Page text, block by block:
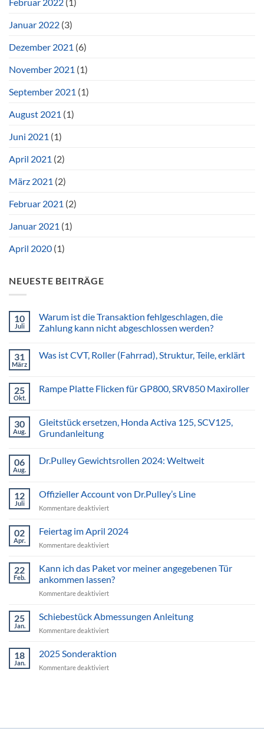
Januar 2022 (3)
Dezember 2021 (6)
November 2021 (1)
September 2021 (1)
August 2021 (1)
Juni 2021 (1)
April 2021 (2)
März 2021 (2)
Februar 2021 (2)
Januar 2021 (1)
April 2020 (1)
NEUESTE BEITRÄGE
10
Juli
Warum ist die Transaktion fehlgeschlagen, die
Zahlung kann nicht abgeschlossen werden?
31
März
Was ist CVT, Roller (Fahrrad), Struktur, Teile, erklärt
25
Okt.
Rampe Platte Flicken für GP800, SRV850 Maxiroller
30
Aug.
Gleitstück ersetzen, Honda Activa 125, SCV125,
Grundanleitung
06
Aug.
Dr.Pulley Gewichtsrollen 2024: Weltweit
12
Juli
Offizieller Account von Dr.Pulley’s Line
Kommentare deaktiviertfür
Account
Dr.Pulley’s
02
Apr.
Feiertag im April 2024
Kommentare deaktiviertfür
im
2024
22
Feb.
Kann ich das Paket vor meiner angegebenen Tür
ankommen lassen?
Kommentare deaktiviertfür
Paket
meiner
25
Jan.
Schiebestück Abmessungen Anleitung
Kommentare deaktiviertfür
18
Jan.
2025 Sonderaktion
Kommentare deaktiviertfür